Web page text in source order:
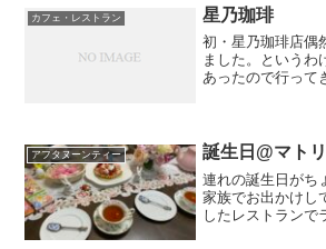
カフェ・レストラン 星乃珈琲
初・星乃珈琲店偶
ました。というわ
あったので行って
は他のコーヒー店
アフタヌーンティー 誕生日@マト
連れの誕生日がち
家族でお出かけし
したレストランで